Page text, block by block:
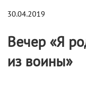
30.04.2019
Вечер «Я
из воины»